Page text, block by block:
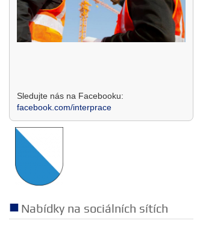
Sledujte nás na Facebooku:
facebook.com/interprace
Nabídky na sociálních sítích